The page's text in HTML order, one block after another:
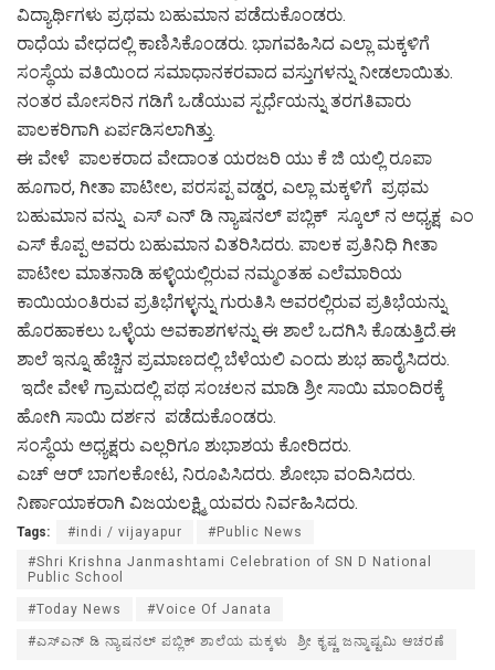
ವಿದ್ಯಾರ್ಥಿಗಳು ಪ್ರಥಮ ಬಹುಮಾನ ಪಡೆದುಕೊಂಡರು.
ರಾಧೆಯ ವೇಧದಲ್ಲಿ ಕಾಣಿಸಿಕೊಂಡರು. ಭಾಗವಹಿಸಿದ ಎಲ್ಲಾ ಮಕ್ಕಳಿಗೆ
ಸಂಸ್ಥೆಯ ವತಿಯಿಂದ ಸಮಾಧಾನಕರವಾದ ವಸ್ತುಗಳನ್ನು ನೀಡಲಾಯಿತು.
ನಂತರ ಮೋಸರಿನ ಗಡಿಗೆ ಒಡೆಯುವ ಸ್ಪರ್ಧೆಯನ್ನು ತರಗತಿವಾರು
ಪಾಲಕರಿಗಾಗಿ ಏರ್ಪಡಿಸಲಾಗಿತ್ತು.
ಈ ವೇಳೆ ಪಾಲಕರಾದ ವೇದಾಂತ ಯರಜರಿ ಯು ಕೆ ಜಿ ಯಲ್ಲಿ ರೂಪಾ
ಹೂಗಾರ, ಗೀತಾ ಪಾಟೀಲ, ಪರಸಪ್ಪ ವಡ್ಡರ, ಎಲ್ಲಾ ಮಕ್ಕಳಿಗೆ ಪ್ರಥಮ
ಬಹುಮಾನ ವನ್ನು ಎಸ್ ಎನ್ ಡಿ ನ್ಯಾಷನಲ್ ಪಬ್ಲಿಕ್ ಸ್ಕೂಲ್ ನ ಅಧ್ಯಕ್ಷ ಎಂ
ಎಸ್ ಕೊಪ್ಪ ಅವರು ಬಹುಮಾನ ವಿತರಿಸಿದರು. ಪಾಲಕ ಪ್ರತಿನಿಧಿ ಗೀತಾ
ಪಾಟೀಲ ಮಾತನಾಡಿ ಹಳ್ಳಿಯಲ್ಲಿರುವ ನಮ್ಮಂತಹ ಎಲೆಮಾರಿಯ
ಕಾಯಿಯಂತಿರುವ ಪ್ರತಿಭೆಗಳ್ಳನ್ನು ಗುರುತಿಸಿ ಅವರಲ್ಲಿರುವ ಪ್ರತಿಭೆಯನ್ನು
ಹೊರಹಾಕಲು ಒಳ್ಳೆಯ ಅವಕಾಶಗಳನ್ನು ಈ ಶಾಲೆ ಒದಗಿಸಿ ಕೊಡುತ್ತಿದೆ.ಈ
ಶಾಲೆ ಇನ್ನೂ ಹೆಚ್ಚಿನ ಪ್ರಮಾಣದಲ್ಲಿ ಬೆಳೆಯಲಿ ಎಂದು ಶುಭ ಹಾರೈಸಿದರು.
ಇದೇ ವೇಳೆ ಗ್ರಾಮದಲ್ಲಿ ಪಥ ಸಂಚಲನ ಮಾಡಿ ಶ್ರೀ ಸಾಯಿ ಮಾಂದಿರಕ್ಕೆ
ಹೋಗಿ ಸಾಯಿ ದರ್ಶನ ಪಡೆದುಕೊಂಡರು.
ಸಂಸ್ಥೆಯ ಅಧ್ಯಕ್ಷರು ಎಲ್ಲರಿಗೂ ಶುಭಾಶಯ ಕೋರಿದರು.
ಎಚ್ ಆರ್ ಬಾಗಲಕೋಟ, ನಿರೂಪಿಸಿದರು. ಶೋಭಾ ವಂದಿಸಿದರು.
ನಿರ್ಣಾಯಾಕರಾಗಿ ವಿಜಯಲಕ್ಷ್ಮಿ ಯವರು ನಿರ್ವಹಿಸಿದರು.
Tags: #indi / vijayapur
#Public News
#Shri Krishna Janmashtami Celebration of SN D National
Public School
#Today News #Voice Of Janata
#ಎಸ್ಎನ್ ಡಿ ನ್ಯಾಷನಲ್ ಪಬ್ಲಿಕ್ ಶಾಲೆಯ ಮಕ್ಕಳು ಶ್ರೀ ಕೃಷ್ಣ ಜನ್ಮಾಷ್ಟಮಿ ಆಚರಣೆ